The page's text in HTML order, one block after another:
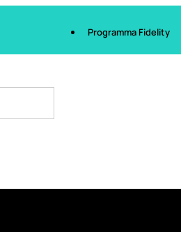
Programma Fidelity